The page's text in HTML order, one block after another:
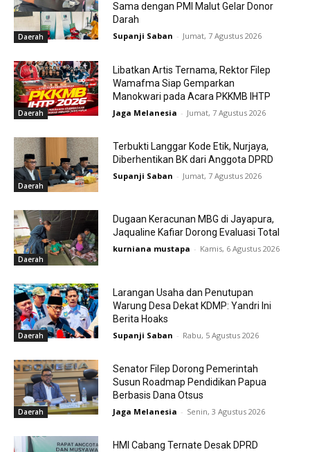
Daerah
Sama dengan PMI Malut Gelar Donor
Darah
Supanji Saban - Jumat, 7 Agustus 2026
Daerah
Libatkan Artis Ternama, Rektor Filep
Wamafma Siap Gemparkan
Manokwari pada Acara PKKMB IHTP
Jaga Melanesia - Jumat, 7 Agustus 2026
Daerah
Terbukti Langgar Kode Etik, Nurjaya,
Diberhentikan BK dari Anggota DPRD
Supanji Saban - Jumat, 7 Agustus 2026
Daerah
Dugaan Keracunan MBG di Jayapura,
Jaqualine Kafiar Dorong Evaluasi Total
kurniana mustapa - Kamis, 6 Agustus 2026
Daerah
Larangan Usaha dan Penutupan
Warung Desa Dekat KDMP: Yandri Ini
Berita Hoaks
Supanji Saban - Rabu, 5 Agustus 2026
Daerah
Senator Filep Dorong Pemerintah
Susun Roadmap Pendidikan Papua
Berbasis Dana Otsus
Jaga Melanesia - Senin, 3 Agustus 2026
HMI Cabang Ternate Desak DPRD